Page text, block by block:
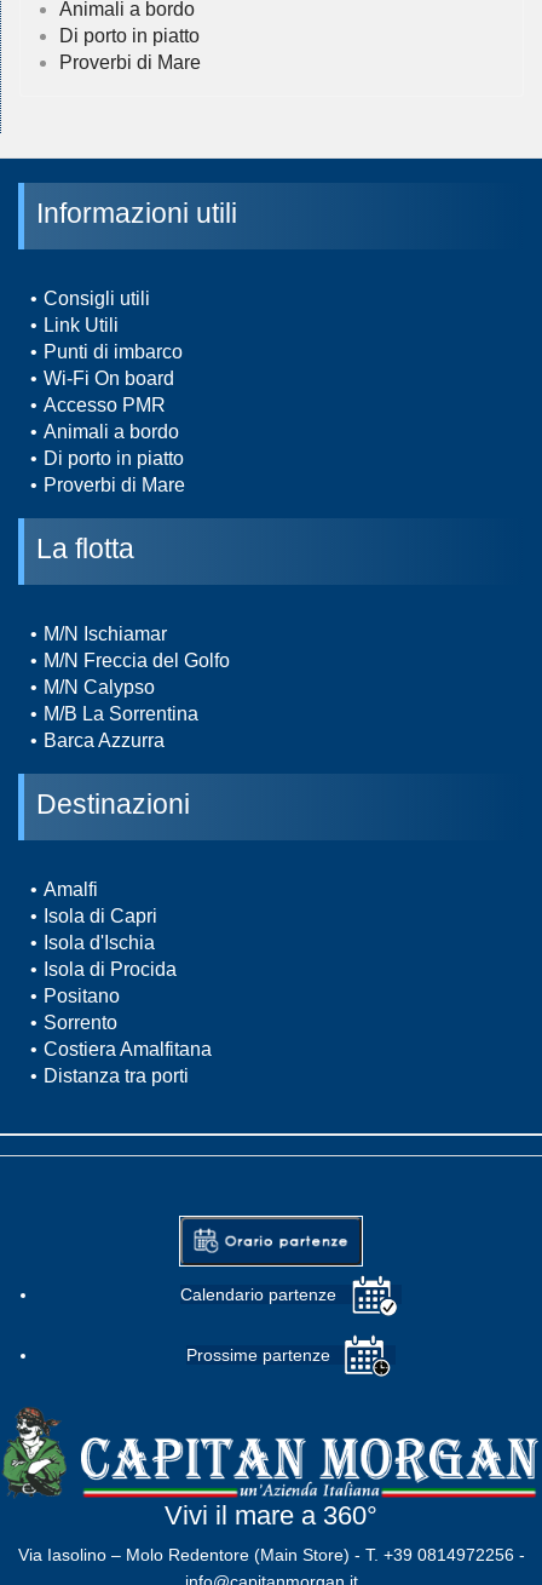
Animali a bordo
Di porto in piatto
Proverbi di Mare
Informazioni utili
Consigli utili
Link Utili
Punti di imbarco
Wi-Fi On board
Accesso PMR
Animali a bordo
Di porto in piatto
Proverbi di Mare
La flotta
M/N Ischiamar
M/N Freccia del Golfo
M/N Calypso
M/B La Sorrentina
Barca Azzurra
Destinazioni
Amalfi
Isola di Capri
Isola d'Ischia
Isola di Procida
Positano
Sorrento
Costiera Amalfitana
Distanza tra porti
Calendario partenze
Prossime partenze
Vivi il mare a 360°
Via Iasolino – Molo Redentore (Main Store) - T. +39 0814972256 -